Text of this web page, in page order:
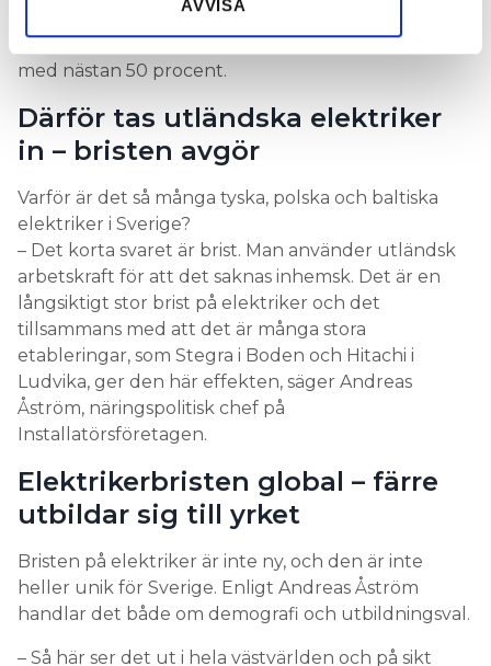
AVVISA
antalet utstationerade elektriker i Sverige nådde
rekordnivåer i fjol. Jämfört med 2024 ökade antalet
med nästan 50 procent.
Därför tas utländska elektriker
in – bristen avgör
Varför är det så många tyska, polska och baltiska
elektriker i Sverige?
– Det korta svaret är brist. Man använder utländsk
arbetskraft för att det saknas inhemsk. Det är en
långsiktigt stor brist på elektriker och det
tillsammans med att det är många stora
etableringar, som Stegra i Boden och Hitachi i
Ludvika, ger den här effekten, säger Andreas
Åström, näringspolitisk chef på
Installatörsföretagen.
Elektrikerbristen global – färre
utbildar sig till yrket
Bristen på elektriker är inte ny, och den är inte
heller unik för Sverige. Enligt Andreas Åström
handlar det både om demografi och utbildningsval.
– Så här ser det ut i hela västvärlden och på sikt